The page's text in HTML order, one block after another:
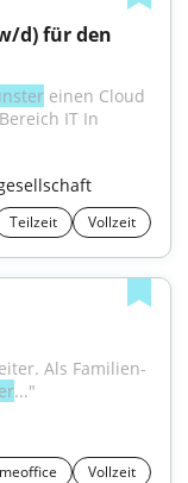
d) für den
einen Cloud
IT In
Teilzeit Vollzeit
Als Familien­
..."
Vollzeit